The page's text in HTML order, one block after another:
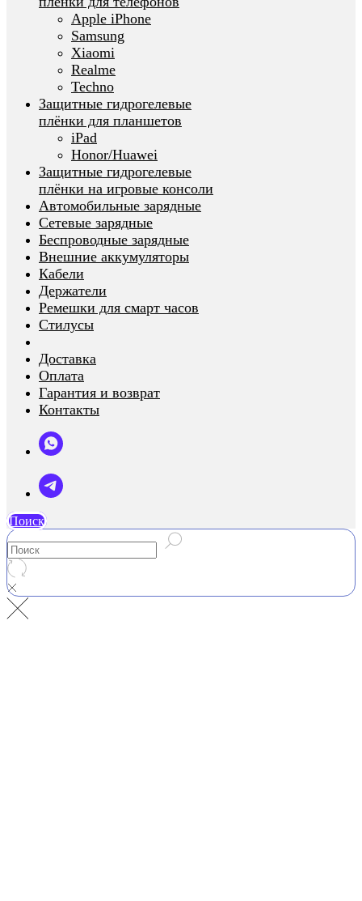
Apple iPhone
Samsung
Xiaomi
Realme
Techno
Защитные гидрогелевые
плёнки для планшетов
iPad
Honor/Huawei
Защитные гидрогелевые
плёнки на игровые консоли
Автомобильные зарядные
Сетевые зарядные
Беспроводные зарядные
Внешние аккумуляторы
Кабели
Держатели
Ремешки для смарт часов
Стилусы
Доставка
Оплата
Гарантия и возврат
Контакты
Поиск